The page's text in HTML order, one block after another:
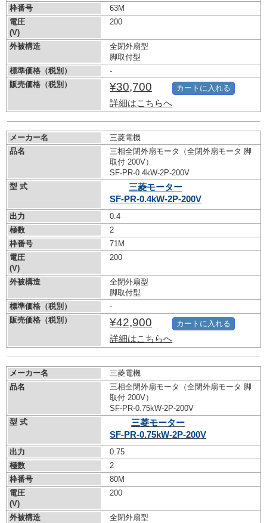
枠番号
63M
電圧
(V)
200
外被構造
全閉外扇型
脚取付型
標準価格（税別）
-
販売価格（税別）
¥30,700
詳細はこちらへ
カートに入れる
メーカー名
三菱電機
品名
三相全閉外扇モータ（全閉外扇モータ 脚
取付 200V）
SF-PR-0.4kW-2P-200V
型 式
三菱モーター
SF-PR-0.4kW-2P-200V
出力
0.4
極数
2
枠番号
71M
電圧
(V)
200
外被構造
全閉外扇型
脚取付型
標準価格（税別）
-
販売価格（税別）
¥42,900
詳細はこちらへ
カートに入れる
メーカー名
三菱電機
品名
三相全閉外扇モータ（全閉外扇モータ 脚
取付 200V）
SF-PR-0.75kW-2P-200V
型 式
三菱モーター
SF-PR-0.75kW-2P-200V
出力
0.75
極数
2
枠番号
80M
電圧
(V)
200
外被構造
全閉外扇型